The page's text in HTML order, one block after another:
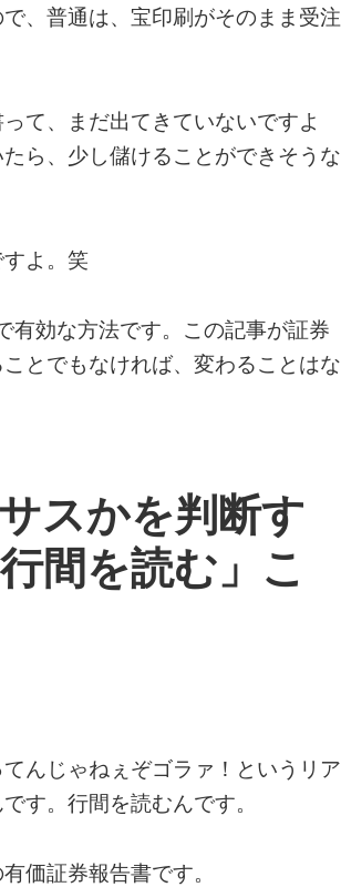
、普通は、宝印刷がそのまま受注
て、まだ出てきていないですよ
ら、少し儲けることができそうな
よ。笑
有効な方法です。この記事が証券
とでもなければ、変わることはな
スかを判断す
間を読む」こ
んじゃねぇぞゴラァ！というリア
す。行間を読むんです。
価証券報告書です。